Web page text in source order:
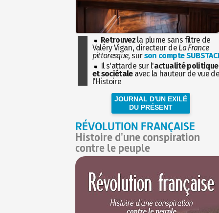
Retrouvez la plume sans filtre de
Valéry Vigan, directeur de La France
pittoresque, surson compte
Il s'attarde sur l'actualité politique
et sociétaleavec la hauteur de vue
l'Histoire
JOURNAL D'UN EXILÉ
DU PRÉSENT
RÉVOLUTION FRANÇAISE
Histoire d'une conspiration
contre le peuple